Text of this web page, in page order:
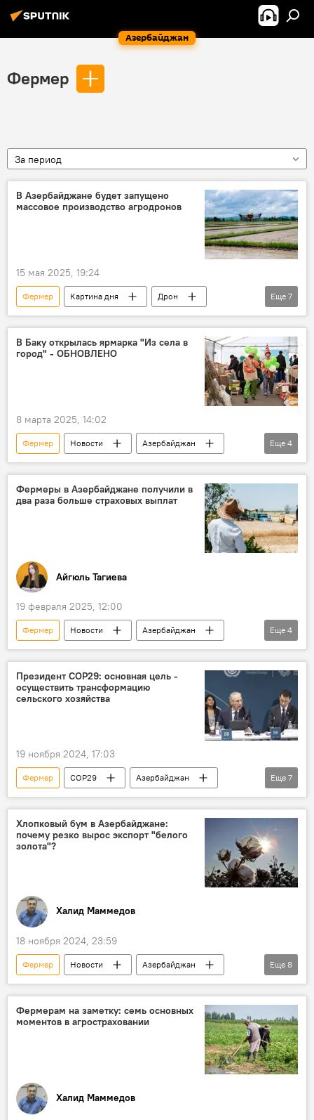
Азербайджан
Фермер
За период
В Азербайджане будет запущено
массовое производство агродронов
15 мая 2025, 19:24
Фермер Картина дня
Дрон
Дроны
Министерство сельского хозяйства АР
аграрный сектор
Поддержка
Еще 7
В Баку открылась ярмарка "Из села в
город" - ОБНОВЛЕНО
8 марта 2025, 14:02
Фермер Новости
Азербайджан
Министерство сельского хозяйства Азербайджана
Сельское хозяйство
Ярмарка Баку
Еще 4
Фермеры в Азербайджане получили в
два раза больше страховых выплат
Айгюль Тагиева
19 февраля 2025, 12:00
Фермер Новости
Азербайджан
Сельское хозяйство
Страхование
Фонд аграрного страхования
Еще 4
Президент СОР29: основная цель -
осуществить трансформацию
сельского хозяйства
19 ноября 2024, 17:03
Фермер COP29
Азербайджан
Баку
29-я Конференция сторон Рамочной конвенции ООН об изменении климата
Министерство сельского хозяйства АР
Министерство экологии и природных ресурсов АР
Трансформация
Еще 7
Хлопковый бум в Азербайджане:
почему резко вырос экспорт "белого
золота"?
Халид Маммедов
18 ноября 2024, 23:59
Фермер Новости
Азербайджан
Экономика
Хлопководство
Министерство сельского хозяйства Азербайджана
Сельское хозяйство
Субсидии
Еще 8
Фермерам на заметку: семь основных
моментов в агростраховании
Халид Маммедов